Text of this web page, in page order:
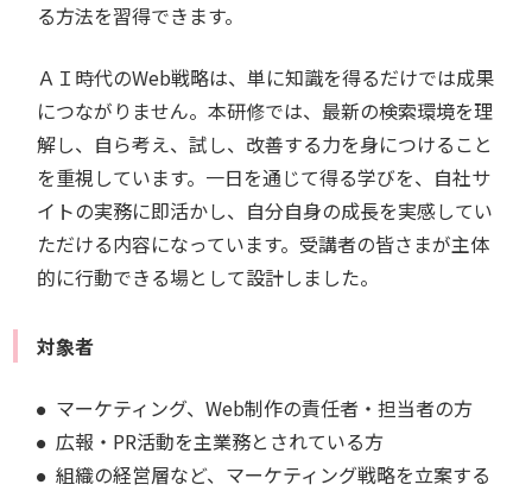
る方法を習得できます。
ＡＩ時代のWeb戦略は、単に知識を得るだけでは成果
につながりません。本研修では、最新の検索環境を理
解し、自ら考え、試し、改善する力を身につけること
を重視しています。一日を通じて得る学びを、自社サ
イトの実務に即活かし、自分自身の成長を実感してい
ただける内容になっています。受講者の皆さまが主体
的に行動できる場として設計しました。
対象者
マーケティング、Web制作の責任者・担当者の方
広報・PR活動を主業務とされている方
組織の経営層など、マーケティング戦略を立案する